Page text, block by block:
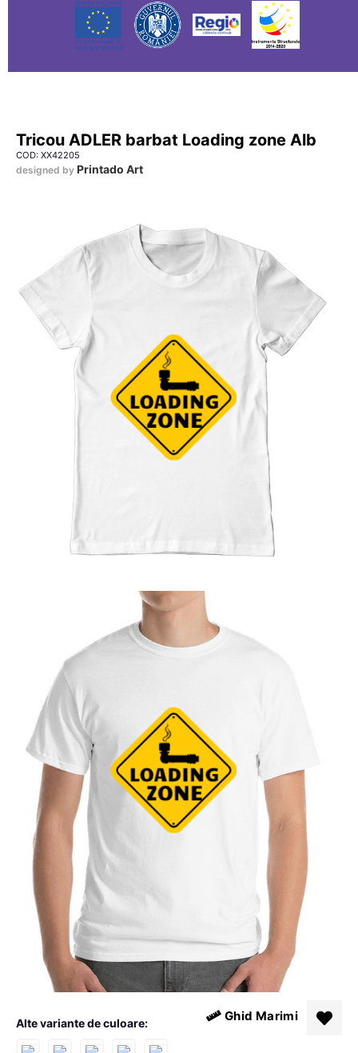
Tricou ADLER barbat Loading zone Alb
COD: XX42205
designed by Printado Art
Alte variante de culoare: Ghid Marimi